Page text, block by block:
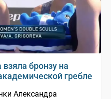
бронзу на
гребле
Александра